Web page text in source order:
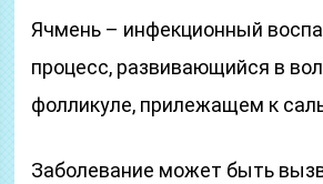
Ячмень – инфекционный
процесс, развивающийся в
фолликуле, прилежащем к
Заболевание может быть